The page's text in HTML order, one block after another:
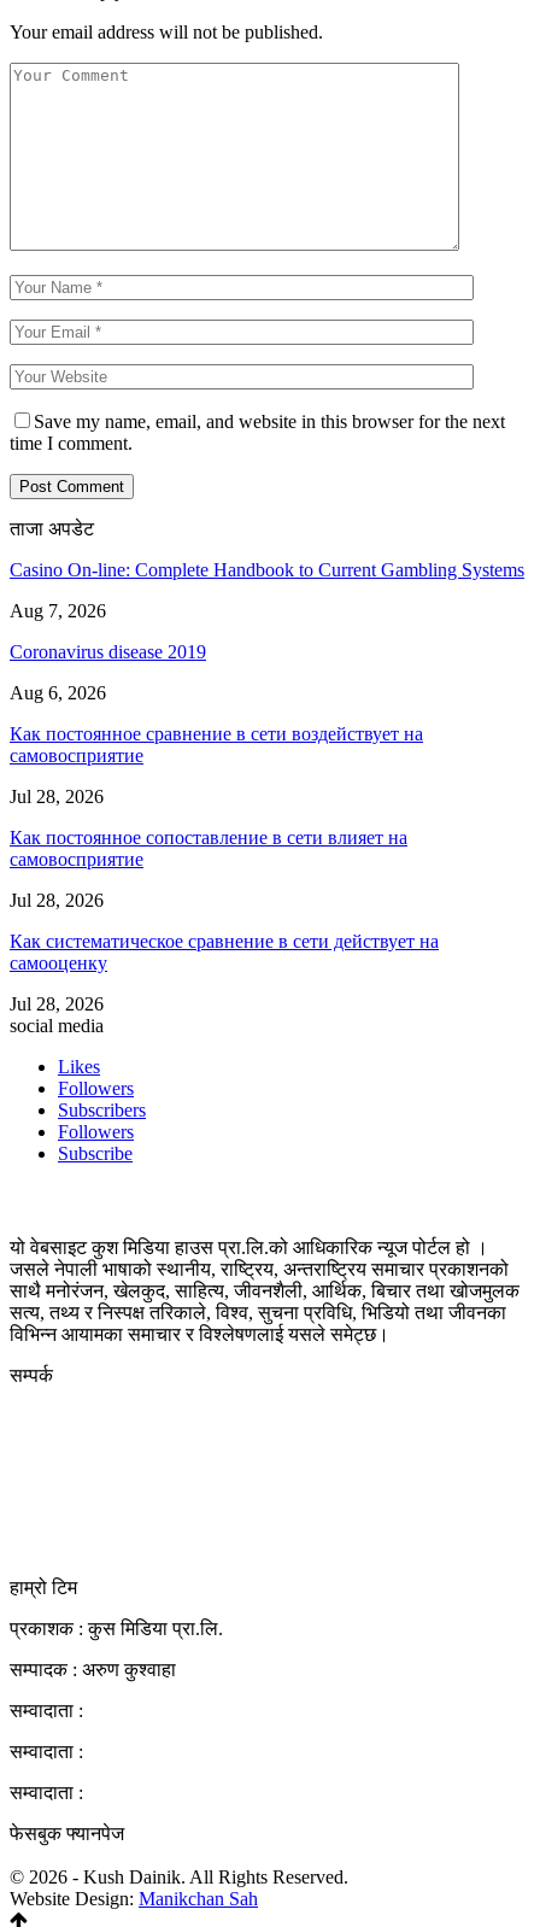
Your email address will not be published.
Save my name, email, and website in this browser for the next
time I comment.
ताजा अपडेट
Casino On-line: Complete Handbook to Current Gambling Systems
Aug 7, 2026
Coronavirus disease 2019
Aug 6, 2026
Как постоянное сравнение в сети воздействует на
самовосприятие
Jul 28, 2026
Как постоянное сопоставление в сети влияет на
самовосприятие
Jul 28, 2026
Как систематическое сравнение в сети действует на
самооценку
Jul 28, 2026
social media
Likes
Followers
Subscribers
Followers
Subscribe
यो वेबसाइट कुश मिडिया हाउस प्रा.लि.को आधिकारिक न्यूज पोर्टल हो ।
जसले नेपाली भाषाको स्थानीय, राष्ट्रिय, अन्तराष्ट्रिय समाचार प्रकाशनको
साथै मनोरंजन, खेलकुद, साहित्य, जीवनशैली, आर्थिक, बिचार तथा खोजमुलक
सत्य, तथ्य र निस्पक्ष तरिकाले, विश्व, सुचना प्रविधि, भिडियो तथा जीवनका
विभिन्न आयामका समाचार र विश्लेषणलाई यसले समेट्छ।
सम्पर्क
हाम्रो टिम
प्रकाशक : कुस मिडिया प्रा‍.लि.
सम्पादक : अरुण कुश्वाहा
सम्वादाता :
सम्वादाता :
सम्वादाता :
फेसबुक फ्यानपेज
© 2026 - Kush Dainik. All Rights Reserved.
Website Design: Manikchan Sah